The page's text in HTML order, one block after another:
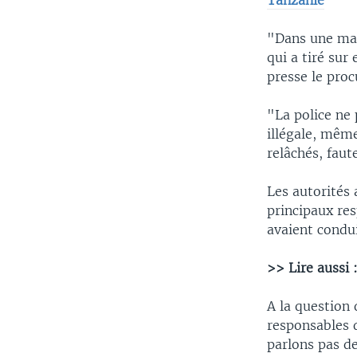
"Dans une
qui a tiré sur
presse le
"La police ne
illégale,
relâchés,
Les autorités
principaux
avaient
>> Lire aussi
A la question
parlons pas